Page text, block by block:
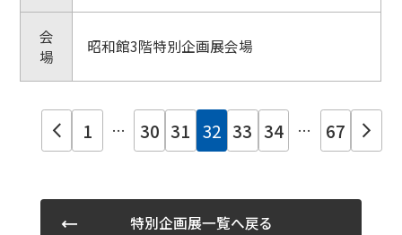
会
場
昭和館3階特別企画展会場
arrow_back_ios_new 1 … 30 31 32 33 34 … 67 arrow_forward_ios
特別企画展一覧へ戻る